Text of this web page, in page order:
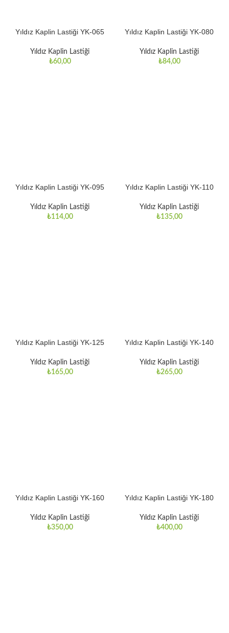
Yıldız Kaplin Lastiği YK-065
Yıldız Kaplin Lastiği
₺60,00
Yıldız Kaplin Lastiği YK-080
Yıldız Kaplin Lastiği
₺84,00
Yıldız Kaplin Lastiği YK-095
Yıldız Kaplin Lastiği
₺114,00
Yıldız Kaplin Lastiği YK-110
Yıldız Kaplin Lastiği
₺135,00
Yıldız Kaplin Lastiği YK-125
Yıldız Kaplin Lastiği
₺165,00
Yıldız Kaplin Lastiği YK-140
Yıldız Kaplin Lastiği
₺265,00
Yıldız Kaplin Lastiği YK-160
Yıldız Kaplin Lastiği
₺350,00
Yıldız Kaplin Lastiği YK-180
Yıldız Kaplin Lastiği
₺400,00